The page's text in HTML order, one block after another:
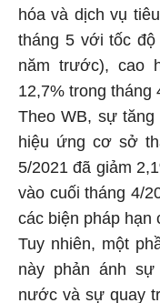
hóa và dịch vụ
tháng 5 với tốc
năm trước), cao
12,7% trong tháng
Theo WB, sự
hiệu ứng cơ sở
5/2021 đã giảm
vào cuối tháng 4/
các biện pháp hạn
Tuy nhiên, một
này phản ánh
nước và sự quay